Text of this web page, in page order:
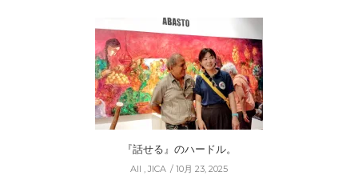
『話せる』のハードル。
All , JICA 10月 23, 2025